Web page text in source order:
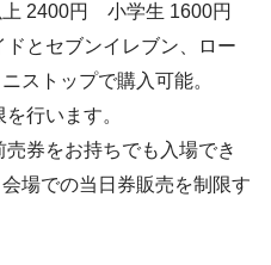
2400円 小学生 1600円
とセブンイレブン、ロー
ストップで購入可能。
行います。
券をお持ちでも入場でき
場での当日券販売を制限す